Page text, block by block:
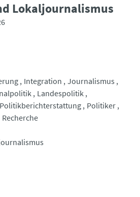
Lokaljournalismus
Integration Journalismus
Landespolitik
Politikberichterstattung Politiker
Recherche